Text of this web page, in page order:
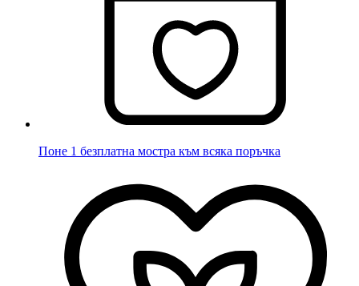
Поне 1 безплатна мостра към всяка поръчка